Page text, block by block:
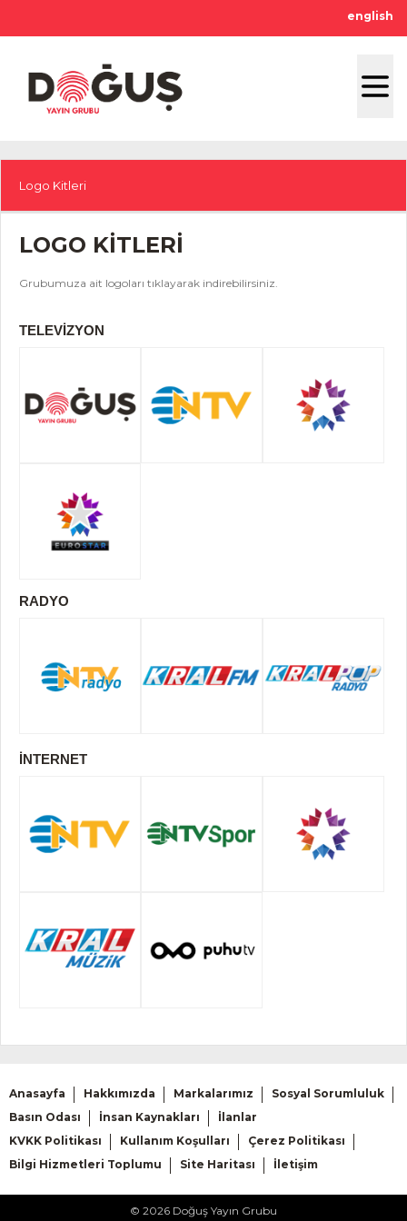
english
Logo Kitleri
LOGO KİTLERİ
Grubumuza ait logoları tıklayarak indirebilirsiniz.
TELEVİZYON
RADYO
İNTERNET
Anasayfa Hakkımızda Markalarımız
Sosyal Sorumluluk
Basın Odası
İnsan Kaynakları
İlanlar
KVKK Politikası
Kullanım Koşulları
Çerez Politikası
Bilgi Hizmetleri Toplumu
Site Haritası İletişim
© 2026 Doğuş Yayın Grubu